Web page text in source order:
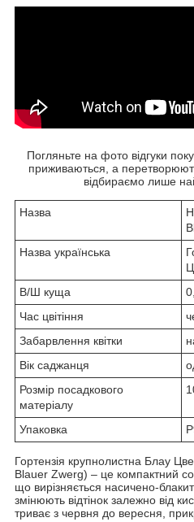
Погляньте на фото відгуки
приживаються, а
відбираємо лише
Назва
Назва українська
В/Ш куща
Час цвітіння
Забарвлення квітки
Вік саджанця
Розмір посадкового
матеріалу
Упаковка
Гортензія крупнолистна Блау
Blauer Zwerg) – це компактний
що вирізняється насичено-
змінюють відтінок залежно від
триває з червня до вересня,